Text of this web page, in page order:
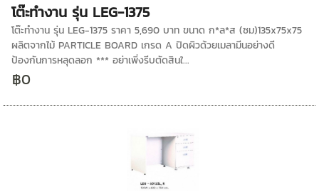
โต๊ะทำงาน รุ่น LEG-1375
โต๊ะทำงาน รุ่น LEG-1375 ราคา 5,690 บาท ขนาด ก*ล*ส (ซม)135x75x75
ผลิตจากไม้ PARTICLE BOARD เกรด A ปิดผิวด้วยเมลามีนอย่างดี
ป้องกันการหลุดลอก *** อย่าเพิ่งรีบตัดสินใ...
฿0